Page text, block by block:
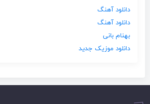
دانلود آهنگ
دانلود آهنگ
بهنام بانی
دانلود موزیک جدید